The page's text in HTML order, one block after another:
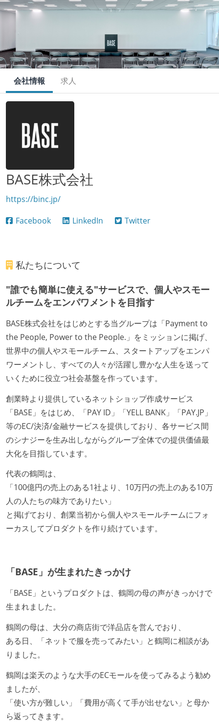
会社情報 求人
BASE株式会社
https://binc.jp/
Facebook
LinkedIn Twitter
私たちについて
"誰でも簡単に使える"サービスで、個人やスモー
ルチームをエンパワメントを目指す
BASE株式会社をはじめとする当グループは「Payment to
the People, Power to the People.」をミッションに掲げ、
世界中の個人やスモールチーム、スタートアップをエンパ
ワーメントし、すべての人々が活躍し豊かな人生を送って
いくために役立つ社会基盤を作っています。
創業時より提供しているネットショップ作成サービス
「BASE」をはじめ、「PAY ID」「YELL BANK」「PAY.JP」
等のEC/決済/金融サービスを提供しており、各サービス間
のシナジーを生み出しながらグループ全体での提供価値最
大化を目指しています。
代表の鶴岡は、
「100億円の売上のある1社より、10万円の売上のある10万
人の人たちの味方でありたい」
と掲げており、創業当初から個人やスモールチームにフォ
ーカスしてプロダクトを作り続けています。
「BASE」が生まれたきっかけ
「BASE」というプロダクトは、鶴岡の母の声がきっかけで
生まれました。
鶴岡の母は、大分の商店街で洋品店を営んでおり、
ある日、「ネットで服を売ってみたい」と鶴岡に相談があ
りました。
鶴岡は楽天のような大手のECモールを使ってみるよう勧め
ましたが、
「使い方が難しい」「費用が高くて手が出せない」と母か
ら返ってきます。